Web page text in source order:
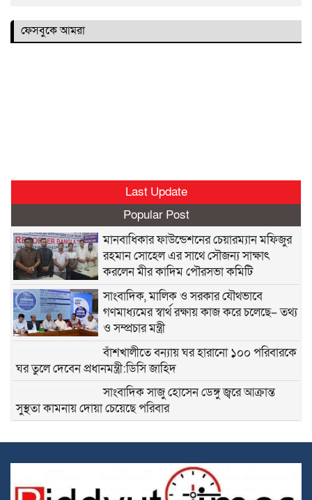
ফেসবুকে আমরা
Last Update
Popular Post
মানবাধিকার ফাউন্ডেশনের চেয়ারম্যান মফিজুর
রহমান সোহেল এর সাথে সৌজন্য সাক্ষাৎ
করলেন মীর কাদিম পৌরসভা কমিটি
সাংবাদিক, মালিক ও সরকার যৌথভাবে
গণমাধ্যমের স্বার্থ রক্ষায় কাজ করে চলেছে– তথ্য
ও সম্প্রচার মন্ত্রী
বাঁশখালীতে বন্যায় ঘর হারানো ১০০ পরিবারকে
ঘর তুলে দেবেন প্রধানমন্ত্রী:ডিসি জাহিদ
সাংবাদিক সাজু হোসেন ডেঙ্গু জ্বরে আক্রান্ত
সুস্থতা কামনায় দোয়া চেয়েছে পরিবার
ভারতের পশ্চিমবঙ্গে আজান বন্ধে খুলে নেওয়া
হচ্ছে মসজিদের মাইক